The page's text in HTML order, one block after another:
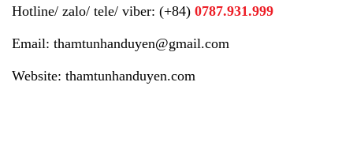
Hotline/ zalo/ tele/ viber: (+84) 0787.931.999
Email: thamtunhanduyen@gmail.com
Website: thamtunhanduyen.com